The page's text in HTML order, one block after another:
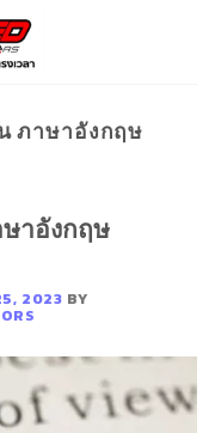
ภาษาอังกฤษ
าอังกฤษ
2023 BY